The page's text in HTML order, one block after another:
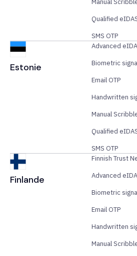
Manual
Qualified
SMS OTP
Estonie
Advanced
Biometric
Email OTP
Handwritten
Manual
Qualified
SMS OTP
Finlande
Finnish Trust
Advanced
Biometric
Email OTP
Handwritten
Manual